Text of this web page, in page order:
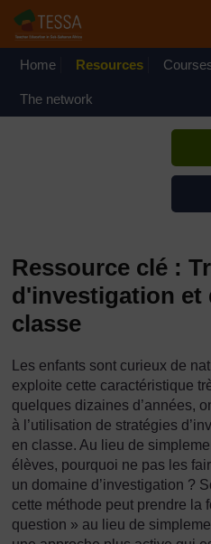
Home Resources
The network
Si
Ressource clé :
d'investigation et
classe
Les enfants sont curieux de
exploite cette caractéristique
quelques dizaines d’années,
à l’utilisation de stratégies
en classe. Au lieu de
élèves, pourquoi ne pas les
un domaine d’investigation ?
cette méthode peut prendre la
question » au lieu de